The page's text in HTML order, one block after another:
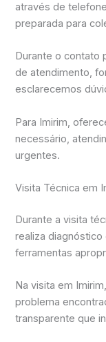
através de
preparada para
Durante o contato
de atendimento,
esclarecemos
Para Imirim,
necessário,
urgentes.
Visita Técnica em
Durante a visita
realiza
ferramentas
Na visita em
problema
transparente que